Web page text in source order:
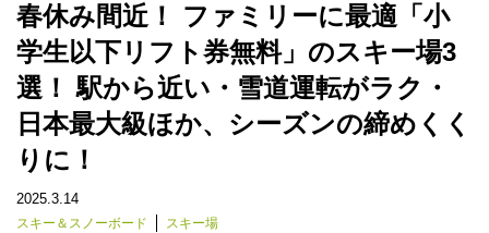
春休み間近！ ファミリーに最適「小
学生以下リフト券無料」のスキー場3
選！ 駅から近い・雪道運転がラク・
日本最大級ほか、シーズンの締めくく
りに！
2025.3.14
スキー＆スノーボード スキー場